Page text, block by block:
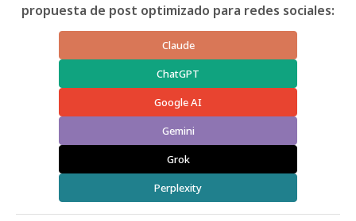
propuesta de post optimizado para redes sociales:
Claude
ChatGPT
Google AI
Gemini
Grok
Perplexity